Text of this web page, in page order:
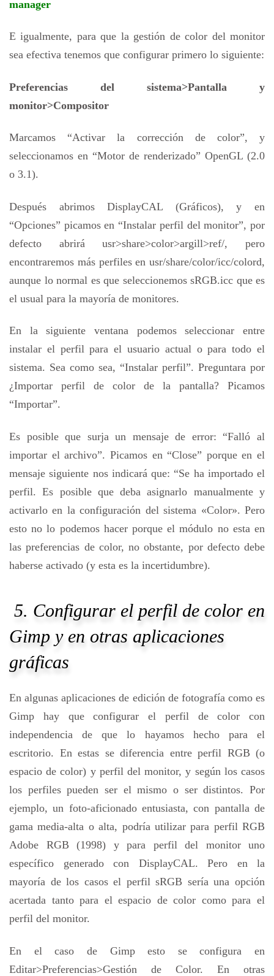
manager
E igualmente, para que la gestión de color del monitor
sea efectiva tenemos que configurar primero lo siguiente:
Preferencias del sistema>Pantalla y
monitor>Compositor
Marcamos “Activar la corrección de color”, y
seleccionamos en “Motor de renderizado” OpenGL (2.0
o 3.1).
Después abrimos DisplayCAL (Gráficos), y en
“Opciones” picamos en “Instalar perfil del monitor”, por
defecto abrirá usr>share>color>argill>ref/, pero
encontraremos más perfiles en usr/share/color/icc/colord,
aunque lo normal es que seleccionemos sRGB.icc que es
el usual para la mayoría de monitores.
En la siguiente ventana podemos seleccionar entre
instalar el perfil para el usuario actual o para todo el
sistema. Sea como sea, “Instalar perfil”. Preguntara por
¿Importar perfil de color de la pantalla? Picamos
“Importar”.
Es posible que surja un mensaje de error: “Falló al
importar el archivo”. Picamos en “Close” porque en el
mensaje siguiente nos indicará que: “Se ha importado el
perfil. Es posible que deba asignarlo manualmente y
activarlo en la configuración del sistema «Color». Pero
esto no lo podemos hacer porque el módulo no esta en
las preferencias de color, no obstante, por defecto debe
haberse activado (y esta es la incertidumbre).
5. Configurar el perfil de color en
Gimp y en otras aplicaciones
gráficas
En algunas aplicaciones de edición de fotografía como es
Gimp hay que configurar el perfil de color con
independencia de que lo hayamos hecho para el
escritorio. En estas se diferencia entre perfil RGB (o
espacio de color) y perfil del monitor, y según los casos
los perfiles pueden ser el mismo o ser distintos. Por
ejemplo, un foto-aficionado entusiasta, con pantalla de
gama media-alta o alta, podría utilizar para perfil RGB
Adobe RGB (1998) y para perfil del monitor uno
específico generado con DisplayCAL. Pero en la
mayoría de los casos el perfil sRGB sería una opción
acertada tanto para el espacio de color como para el
perfil del monitor.
En el caso de Gimp esto se configura en
Editar>Preferencias>Gestión de Color. En otras